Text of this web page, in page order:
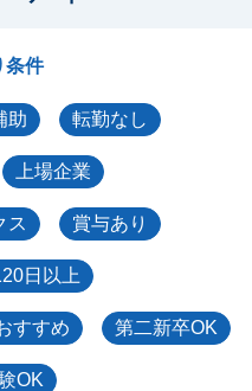
条件
助 転勤なし
上場企業
ス 賞与あり
日以上
すすめ 第二新卒OK
OK